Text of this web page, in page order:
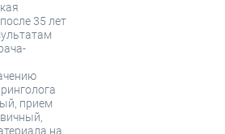
35 лет
прием
на